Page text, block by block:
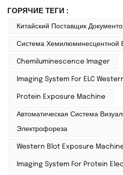
ГОРЯЧИЕ ТЕГИ :
Китайский Поставщик
Система Хемилюминесцентной
Chemiluminescence Imager
Imaging System For ELC
Protein Exposure Machine
Автоматическая Система
Электрофореза
Western Blot Exposure
Imaging System For Protein